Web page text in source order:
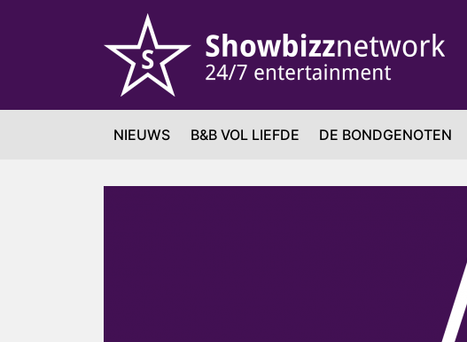
NIEUWS B&B VOL LIEFDE DE BONDGENOTEN